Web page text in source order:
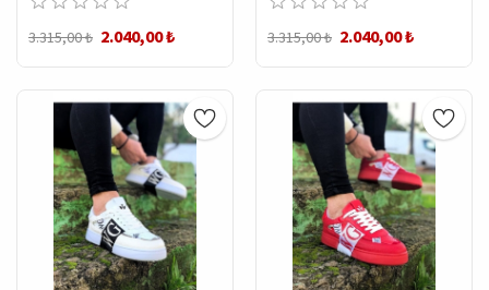
3.315,00 ₺ 2.040,00 ₺ 3.315,00 ₺ 2.040,00 ₺